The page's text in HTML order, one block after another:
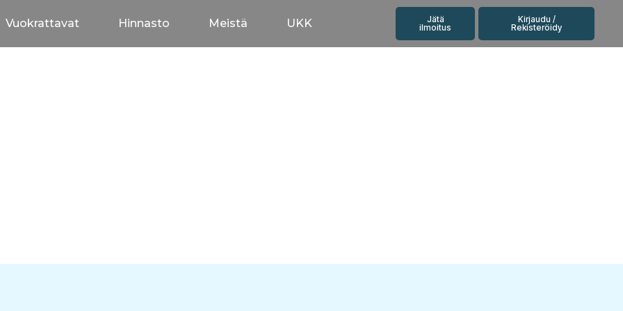
Vuokrattavat Hinnasto Meistä UKK
Jätä
ilmoitus
Kirjaudu /
Rekisteröidy